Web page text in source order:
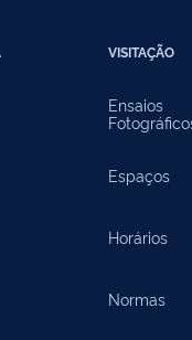
VISITAÇÃO
Ensaios
Espaços
Horários
Normas